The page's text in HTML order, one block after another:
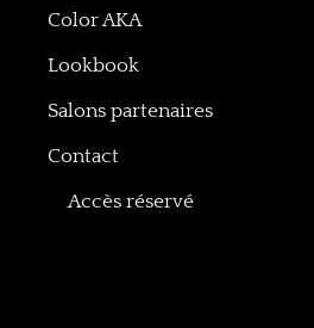
Color AKA
Lookbook
Salons partenaires
Contact
Accès réservé